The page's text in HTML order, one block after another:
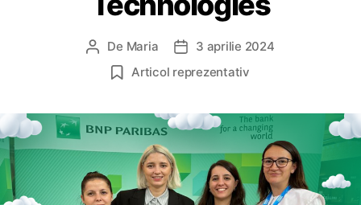
i
A
r
a
r
t
i
De Maria
D
a
r
t
i
c
3 aprilie 2024
Articol reprezentativ